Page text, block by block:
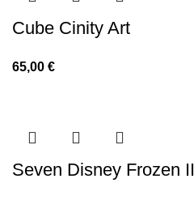
Cube Cinity Art
65,00 €
Seven Disney Frozen II